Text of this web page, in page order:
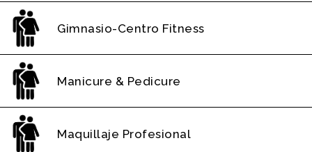
Gimnasio-Centro Fitness
Manicure & Pedicure
Maquillaje Profesional